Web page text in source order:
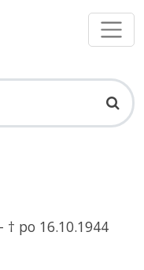
† po 16.10.1944